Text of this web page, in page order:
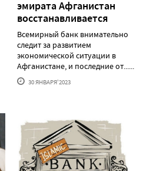
эмирата Афганистан
восстанавливается
Всемирный банк внимательно
следит за развитием
экономической ситуации в
Афганистане, и последние от......
30 ЯНВАРЯ'2023